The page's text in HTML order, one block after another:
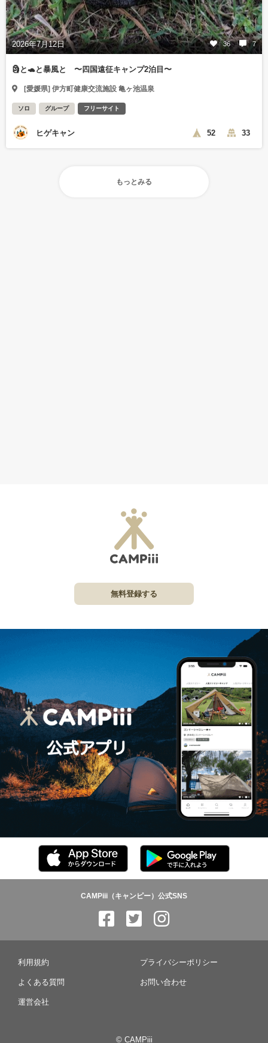
2026年7月12日 36 7
🗿と🐢と暴風と 〜四国遠征キャンプ2泊目〜
[愛媛県] 伊方町健康交流施設 亀ヶ池温泉
ソロ グループ フリーサイト
ヒゲキャン 52 33
もっとみる
無料登録する
CAMPiii（キャンピー）公式SNS
利用規約 プライバシーポリシー
よくある質問 お問い合わせ
運営会社
© CAMPiii